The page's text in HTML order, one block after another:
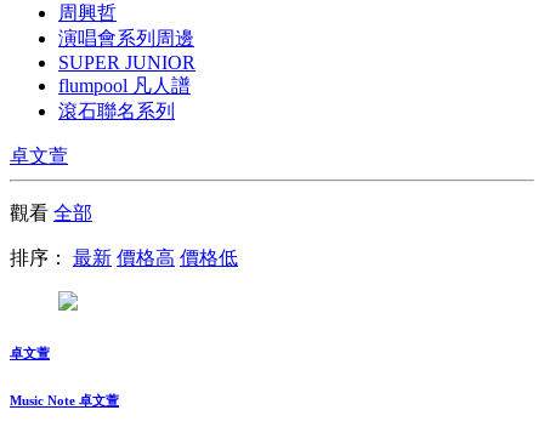
周興哲
演唱會系列周邊
SUPER JUNIOR
flumpool 凡人譜
滾石聯名系列
卓文萱
觀看 全部
排序： 最新 價格高 價格低
卓文萱
Music Note 卓文萱